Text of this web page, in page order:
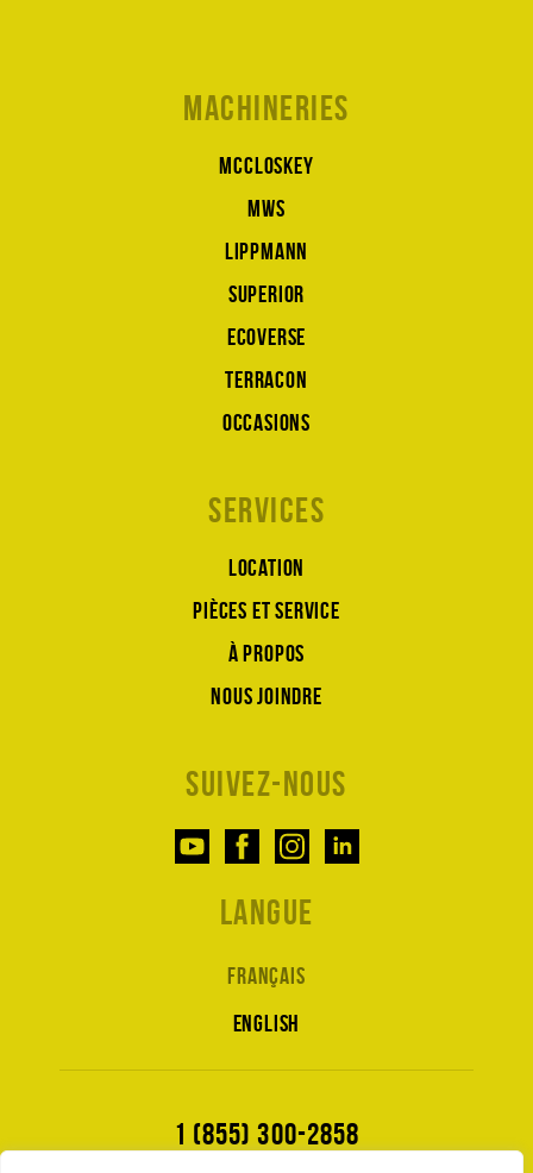
Machineries
McCloskey
MWS
Lippmann
Superior
Ecoverse
Terracon
Occasions
Services
Location
Pièces et service
À propos
Nous joindre
Suivez-nous
Langue
Français
English
1 (855) 300-2858